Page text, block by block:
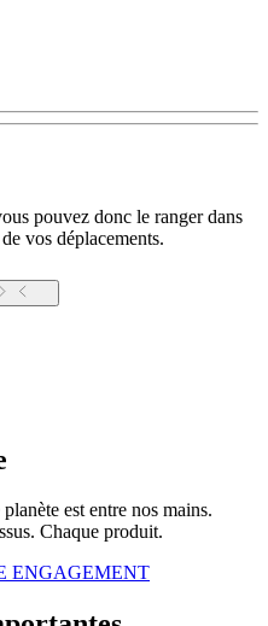
pouvez donc le ranger dans
vos déplacements.
est entre nos mains.
Chaque produit.
ENGAGEMENT